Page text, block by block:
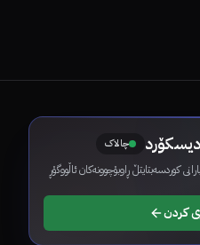
چالاک
کوردسەبتایتڵ ڕاوبۆچوونەکان ئاڵووگۆڕ
کردن